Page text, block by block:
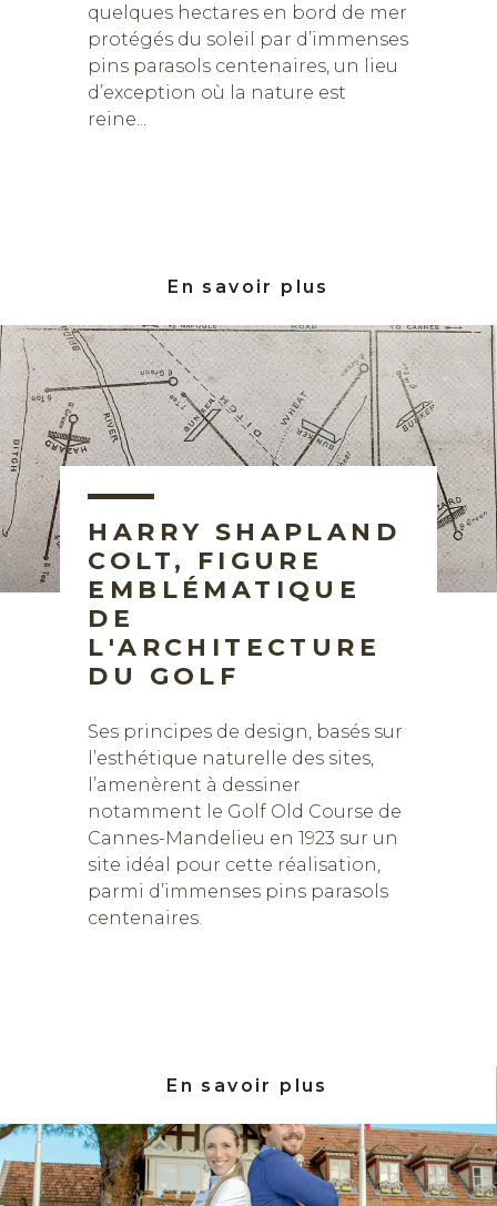
quelques hectares en bord de mer
protégés du soleil par d’immenses
pins parasols centenaires, un lieu
d’exception où la nature est
reine...
HARRY SHAPLAND
COLT, FIGURE
EMBLÉMATIQUE
DE
L'ARCHITECTURE
DU GOLF
Ses principes de design, basés sur
l’esthétique naturelle des sites,
l’amenèrent à dessiner
notamment le Golf Old Course de
Cannes-Mandelieu en 1923 sur un
site idéal pour cette réalisation,
parmi d’immenses pins parasols
centenaires.
En savoir plus
En savoir plus